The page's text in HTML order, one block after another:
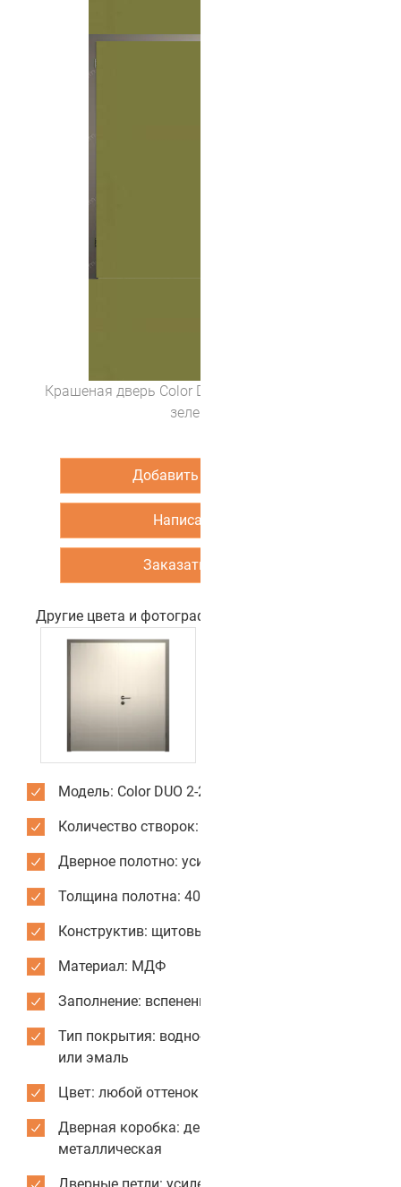
Крашеная дверь Color DUO 2-2 (цвет Оливково
зеленый)
Добавить в корзину
Написать нам
Заказать звонок
Другие цвета и фотографии двери
Модель: Color DUO 2-2
Количество створок: двустворчатые
Дверное полотно: усиленное
Толщина полотна: 40 мм
Конструктив: щитовые двери
Материал: МДФ
Заполнение: вспененный пенополистирол
Тип покрытия: водно-дисперсионная краска
или эмаль
Цвет: любой оттенок из каталога RAL
Дверная коробка: деревянная или
металлическая